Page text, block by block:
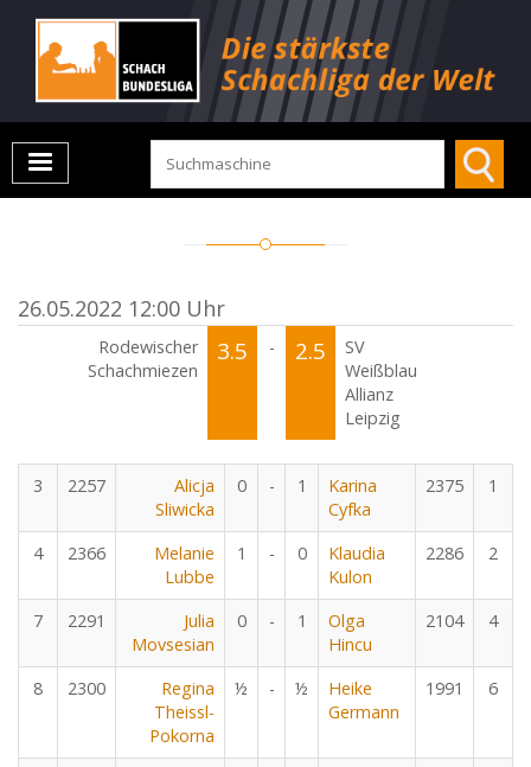
26.05.2022 12:00 Uhr
Rodewischer
Schachmiezen
3.5 - 2.5
SV
Weißblau
Allianz
Leipzig
3 2257
Alicja
Sliwicka
0 - 1
Karina
Cyfka
2375 1
4 2366
Melanie
Lubbe
1 - 0
Klaudia
Kulon
2286 2
7 2291
Julia
Movsesian
0 - 1
Olga
Hincu
2104 4
8 2300
Regina
Theissl-
Pokorna
½ - ½
Heike
Germann
1991 6